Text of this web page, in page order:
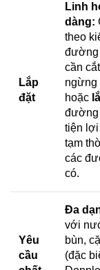
Lắp
đặt
Linh
dàng:
theo
đường
cần
ngừng
hoặc
đường
tiện lợi
tạm
các
có.
Yêu
cầu
Đa
với
bùn,
(đặc